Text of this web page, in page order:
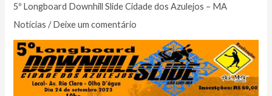
5º Longboard Downhill Slide Cidade dos Azulejos – MA
Notícias /Deixe um comentário